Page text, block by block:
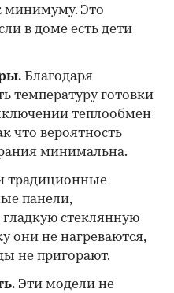
минимуму. Это
в доме есть дети
Благодаря
температуру готовки
теплообмен
что вероятность
минимальна.
традиционные
панели,
стеклянную
они не нагреваются,
не пригорают.
Эти модели не